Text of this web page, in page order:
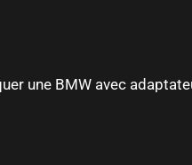
une BMW avec